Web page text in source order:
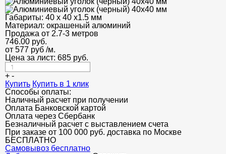
Габариты: 40 х 40 х1.5 мм
Материал: окрашеный алюминий
Продажа от 2.7-3 метров
746.00 руб.
от 577 руб /м.
Цена за лист: 685 руб.
+ -
Купить Купить в 1 клик
Способы оплаты:
Наличный расчет при получении
Оплата Банковской картой
Оплата через Сбербанк
Безналичный расчет с выставлением счета
При заказе от 100 000 руб. доставка по Москве
БЕСПЛАТНО
Cамовывоз бесплатно